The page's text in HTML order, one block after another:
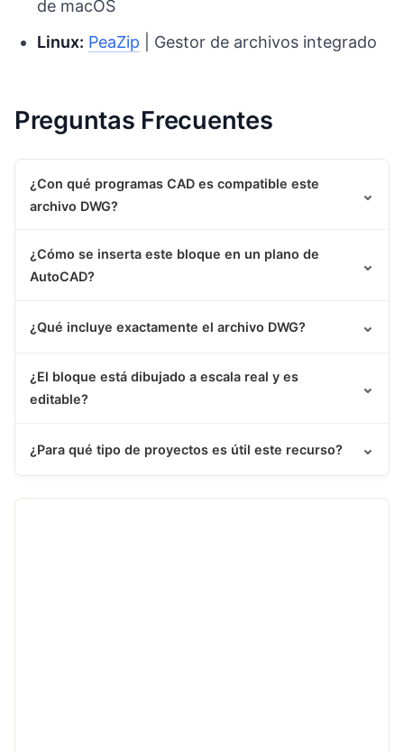
de macOS
Linux: PeaZip | Gestor de archivos integrado
Preguntas Frecuentes
¿Con qué programas CAD es compatible este
archivo DWG?
⌄
¿Cómo se inserta este bloque en un plano de
AutoCAD?
⌄
¿Qué incluye exactamente el archivo DWG? ⌄
¿El bloque está dibujado a escala real y es
editable?
⌄
¿Para qué tipo de proyectos es útil este recurso? ⌄